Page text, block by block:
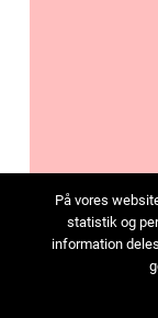
På vores
statistik og
information